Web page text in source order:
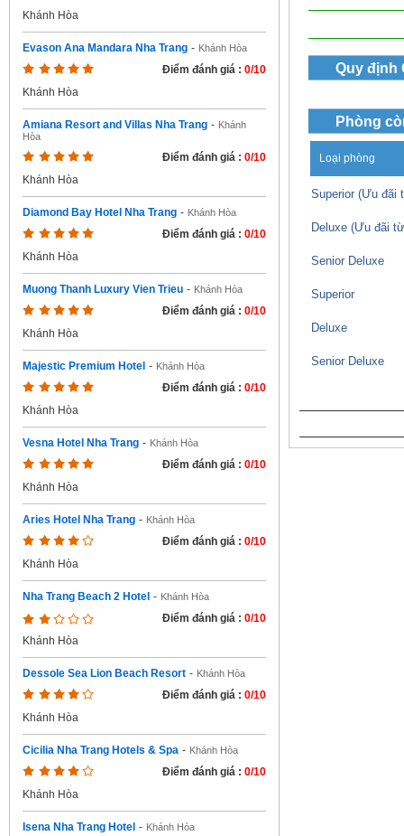
Khánh Hòa
Evason Ana Mandara Nha Trang - Khánh Hòa
Điểm đánh giá : 0/10
Khánh Hòa
Amiana Resort and Villas Nha Trang - Khánh
Hòa
Điểm đánh giá : 0/10
Khánh Hòa
Diamond Bay Hotel Nha Trang - Khánh Hòa
Điểm đánh giá : 0/10
Khánh Hòa
Muong Thanh Luxury Vien Trieu - Khánh Hòa
Điểm đánh giá : 0/10
Khánh Hòa
Majestic Premium Hotel - Khánh Hòa
Điểm đánh giá : 0/10
Khánh Hòa
Vesna Hotel Nha Trang - Khánh Hòa
Điểm đánh giá : 0/10
Khánh Hòa
Aries Hotel Nha Trang - Khánh Hòa
Điểm đánh giá : 0/10
Khánh Hòa
Nha Trang Beach 2 Hotel - Khánh Hòa
Điểm đánh giá : 0/10
Khánh Hòa
Dessole Sea Lion Beach Resort - Khánh Hòa
Điểm đánh giá : 0/10
Khánh Hòa
Cicilia Nha Trang Hotels & Spa - Khánh Hòa
Điểm đánh giá : 0/10
Khánh Hòa
Isena Nha Trang Hotel - Khánh Hòa
Quy định
Phòng
Loại phòng
Superior (Ưu đãi
Deluxe (Ưu đãi
Senior Deluxe
Superior
Deluxe
Senior Deluxe